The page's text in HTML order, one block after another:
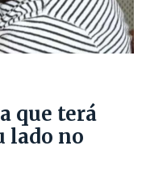
que terá
lado no